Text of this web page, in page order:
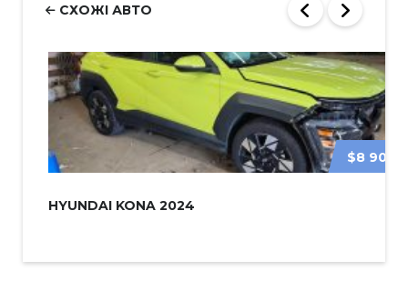
СХОЖІ АВТО
$8 900
HYUNDAI KONA 2024